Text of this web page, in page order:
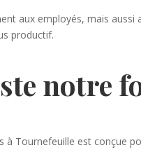
aux employés, mais aussi
productif.
notre
Tournefeuille est conçue